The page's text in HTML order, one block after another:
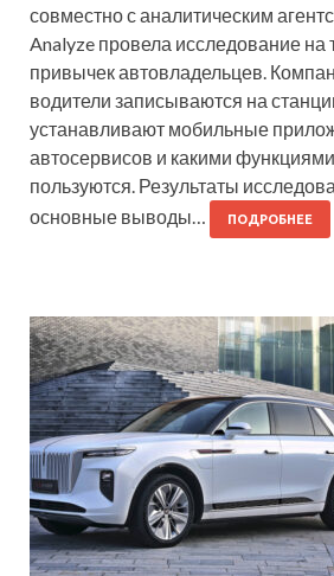
совместно с аналитическим
Analyze провела исследование
привычек автовладельцев.
водители записываются на
устанавливают мобильные
автосервисов и какими
пользуются. Результаты
основные выводы…
ПОДРОБНЕЕ